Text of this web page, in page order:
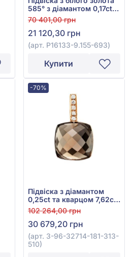
585° з діамантом 0,17ct
та коричневим кварцом
2,56ct, арт. P16133-9.155-
693
70 401,00 грн
21 120,30 грн
(арт. P16133-9.155-693)
Купити
-70%
Підвіска з діамантом
0,25ct та кварцом 7,62ct
із червоного золота 585°,
арт. 3-96-32714-181-313-
510
102 264,00 грн
30 679,20 грн
(арт. 3-96-32714-181-313-
510)